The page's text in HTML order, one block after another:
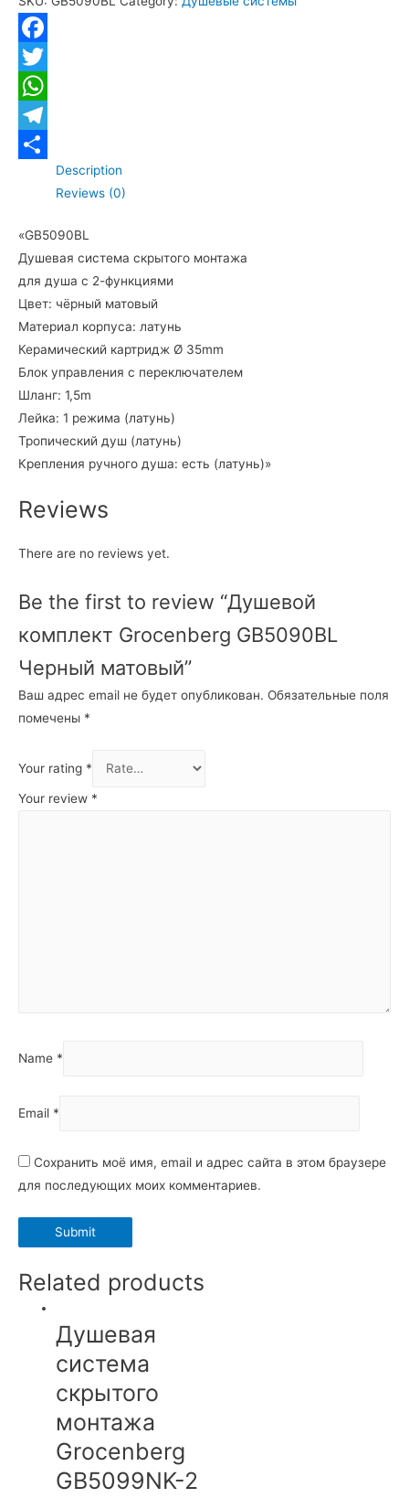
GB5090BL
Черный
матовый
quantity
Facebook
Twitter
WhatsApp
Telegram
ОтправитьDescription
Reviews (0)
«GB5090BL
Душевая система скрытого монтажа
для душа с 2-функциями
Цвет: чёрный матовый
Материал корпуса: латунь
Керамический картридж Ø 35mm
Блок управления с переключателем
Шланг: 1,5m
Лейка: 1 режима (латунь)
Тропический душ (латунь)
Крепления ручного душа: есть (латунь)»
Reviews
There are no reviews yet.
Be the first to review “Душевой
комплект Grocenberg GB5090BL
Черный матовый”
Ваш адрес email не будет опубликован. Обязательные поля
помечены *
Your rating *
Your review *
Name *
Email *
Сохранить моё имя, email и адрес сайта в этом браузере
для последующих моих комментариев.
Related products
Душевая
система
скрытого
монтажа
Grocenberg
GB5099NK-2